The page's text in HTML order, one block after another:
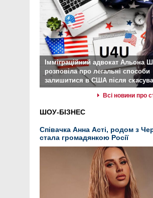
Імміграційний адвокат Альона
розповіла про легальні способи
залишитися в США після
Всі новини про
ШОУ-БІЗНЕС
Співачка Анна Асті, родом з
стала громадянкою Росії